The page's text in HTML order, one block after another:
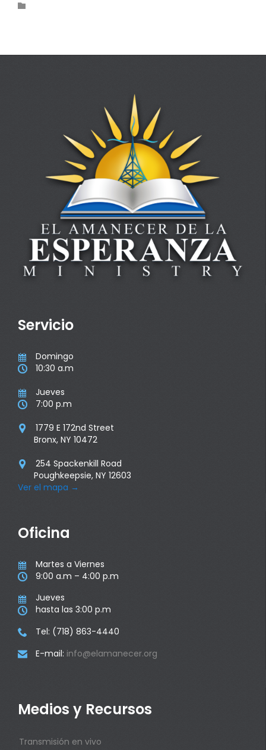

Servicio
 Domingo
 10:30 a.m
 Jueves
 7:00 p.m

1779 E 172nd Street
Bronx, NY 10472

254 Spackenkill Road
Poughkeepsie, NY 12603
Ver el mapa →
Oficina
 Martes a Viernes
 9:00 a.m – 4:00 p.m
 Jueves
 hasta las 3:00 p.m
 Tel: (718) 863-4440
 E-mail: info@elamanecer.org
Medios y Recursos
Transmisión en vivo